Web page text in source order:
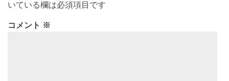
いている欄は必須項目です
コメント ※